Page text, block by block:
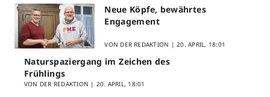
Neue Köpfe, bewährtes
Engagement
VON DER REDAKTION |20. APRIL, 18:01
Naturspaziergang im Zeichen des
Frühlings
VON DER REDAKTION | 20. APRIL, 18:01